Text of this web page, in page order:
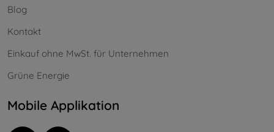
Blog
Kontakt
Einkauf ohne MwSt. für Unternehmen
Grüne Energie
Mobile Applikation